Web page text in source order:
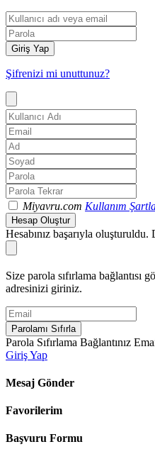
Giriş Yap
Şifrenizi mi unuttunuz?
Miyavru.com Kullanım
Hesap Oluştur
Hesabınız başarıyla
Size parola sıfırlama bağlantısı
adresinizi giriniz.
Parolamı Sıfırla
Parola Sıfırlama Bağlantınız
Giriş Yap
Mesaj Gönder
Favorilerim
Başvuru Formu